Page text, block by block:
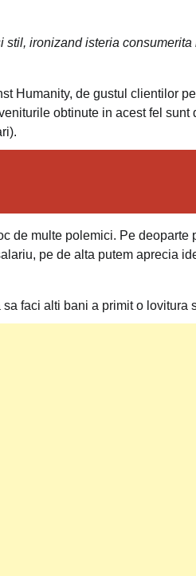
ironizand isteria
Humanity, de gustul clientilor
obtinute in acest fel
de multe polemici. Pe deoparte
pe de alta putem aprecia
faci alti bani a primit o lovitura